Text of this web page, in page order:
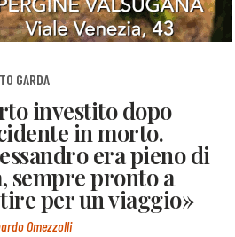
GARDA
investito dopo
in morto.
era pieno di
sempre pronto a
per un viaggio»
Omezzolli